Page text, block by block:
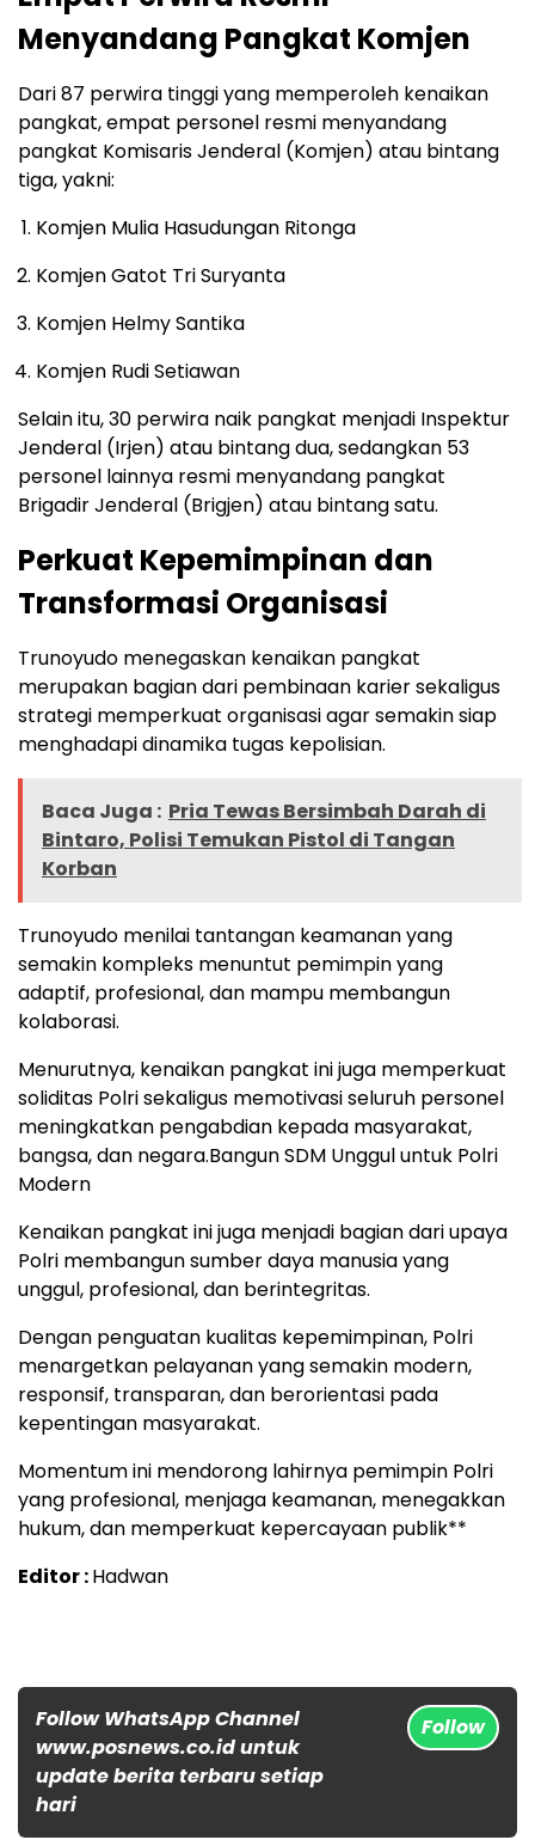
Menyandang Pangkat Komjen
Dari 87 perwira tinggi yang memperoleh kenaikan
pangkat, empat personel resmi menyandang
pangkat Komisaris Jenderal (Komjen) atau bintang
tiga, yakni:
Komjen Mulia Hasudungan Ritonga
Komjen Gatot Tri Suryanta
Komjen Helmy Santika
Komjen Rudi Setiawan
Selain itu, 30 perwira naik pangkat menjadi Inspektur
Jenderal (Irjen) atau bintang dua, sedangkan 53
personel lainnya resmi menyandang pangkat
Brigadir Jenderal (Brigjen) atau bintang satu.
Perkuat Kepemimpinan dan
Transformasi Organisasi
Trunoyudo menegaskan kenaikan pangkat
merupakan bagian dari pembinaan karier sekaligus
strategi memperkuat organisasi agar semakin siap
menghadapi dinamika tugas kepolisian.
Baca Juga : Pria Tewas Bersimbah Darah di
Bintaro, Polisi Temukan Pistol di Tangan
Korban
Trunoyudo menilai tantangan keamanan yang
semakin kompleks menuntut pemimpin yang
adaptif, profesional, dan mampu membangun
kolaborasi.
Menurutnya, kenaikan pangkat ini juga memperkuat
soliditas Polri sekaligus memotivasi seluruh personel
meningkatkan pengabdian kepada masyarakat,
bangsa, dan negara.Bangun SDM Unggul untuk Polri
Modern
Kenaikan pangkat ini juga menjadi bagian dari upaya
Polri membangun sumber daya manusia yang
unggul, profesional, dan berintegritas.
Dengan penguatan kualitas kepemimpinan, Polri
menargetkan pelayanan yang semakin modern,
responsif, transparan, dan berorientasi pada
kepentingan masyarakat.
Momentum ini mendorong lahirnya pemimpin Polri
yang profesional, menjaga keamanan, menegakkan
hukum, dan memperkuat kepercayaan publik**
Editor :Hadwan
Follow WhatsApp Channel
www.posnews.co.id untuk
update berita terbaru setiap
hari
Follow